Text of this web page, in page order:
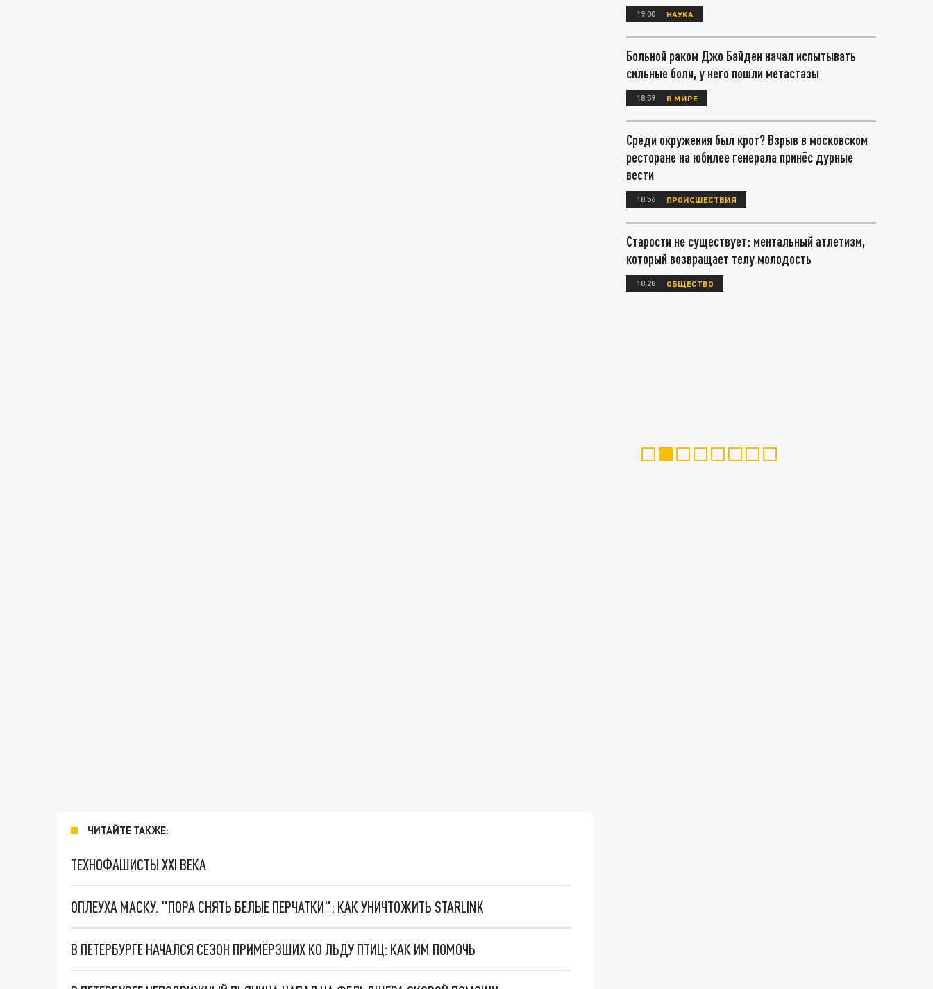
ЧИТАЙТЕ ТАКЖЕ:
ТЕХНОФАШИСТЫ XXI ВЕКА
ОПЛЕУХА МАСКУ. "ПОРА СНЯТЬ БЕЛЫЕ ПЕРЧАТКИ": КАК УНИЧТОЖИТЬ STARLINK
В ПЕТЕРБУРГЕ НАЧАЛСЯ СЕЗОН ПРИМЁРЗШИХ КО ЛЬДУ ПТИЦ: КАК ИМ ПОМОЧЬ
19:00 НАУКА
Больной раком Джо Байден начал испытывать
сильные боли, у него пошли метастазы
18:59 В МИРЕ
Среди окружения был крот? Взрыв в московском
ресторане на юбилее генерала принёс дурные
вести
18:56 ПРОИСШЕСТВИЯ
Старости не существует: ментальный атлетизм,
который возвращает телу молодость
18:28 ОБЩЕСТВО